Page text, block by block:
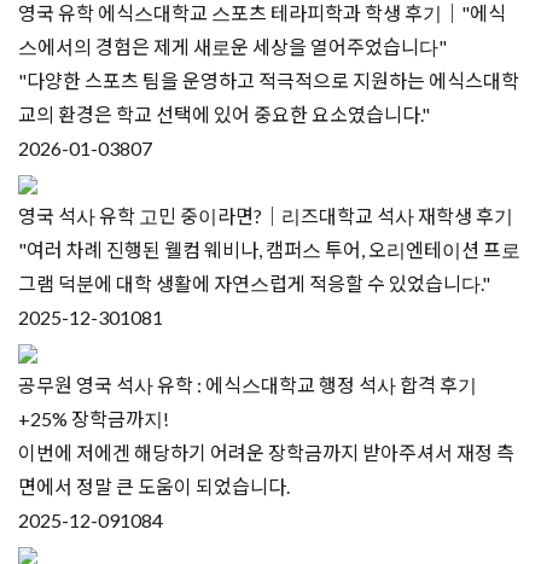
영국 유학 에식스대학교 스포츠 테라피학과 학생 후기｜"에식
스에서의 경험은 제게 새로운 세상을 열어주었습니다"
"다양한 스포츠 팀을 운영하고 적극적으로 지원하는 에식스대학
교의 환경은 학교 선택에 있어 중요한 요소였습니다."
2026-01-03807
영국 석사 유학 고민 중이라면?｜리즈대학교 석사 재학생 후기
"여러 차례 진행된 웰컴 웨비나, 캠퍼스 투어, 오리엔테이션 프로
그램 덕분에 대학 생활에 자연스럽게 적응할 수 있었습니다."
2025-12-301081
공무원 영국 석사 유학 : 에식스대학교 행정 석사 합격 후기
+25% 장학금까지!
이번에 저에겐 해당하기 어려운 장학금까지 받아주셔서 재정 측
면에서 정말 큰 도움이 되었습니다.
2025-12-091084